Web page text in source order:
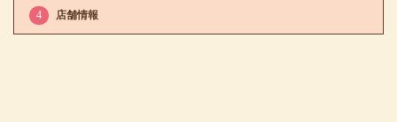
4 店舗情報